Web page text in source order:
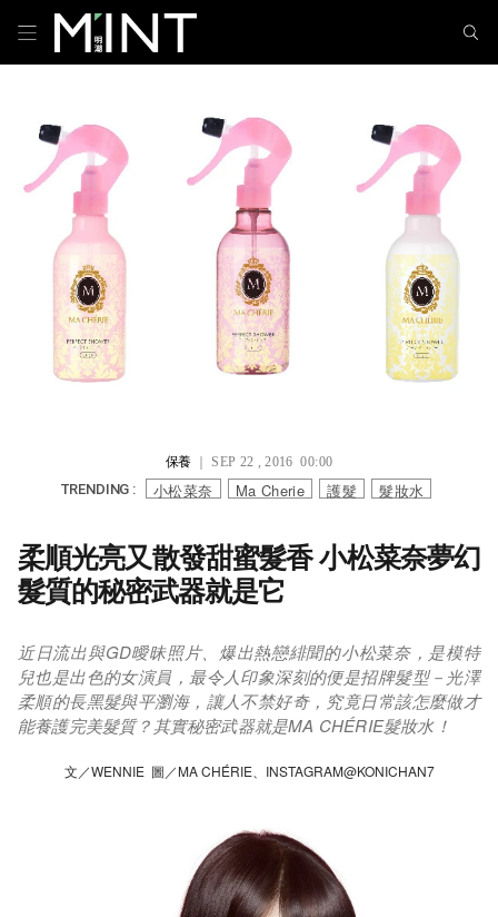
保養｜ SEP 22 , 2016 00:00
TRENDING : 小松菜奈 Ma Cherie 護髮 髮妝水
柔順光亮又散發甜蜜髮香 小松菜奈夢幻
髮質的秘密武器就是它
近日流出與GD曖昧照片、爆出熱戀緋聞的小松菜奈，是模特
兒也是出色的女演員，最令人印象深刻的便是招牌髮型－光澤
柔順的長黑髮與平瀏海，讓人不禁好奇，究竟日常該怎麼做才
能養護完美髮質？其實秘密武器就是MA CHÉRIE髮妝水！
文／WENNIE 圖／MA CHÉRIE、INSTAGRAM@KONICHAN7